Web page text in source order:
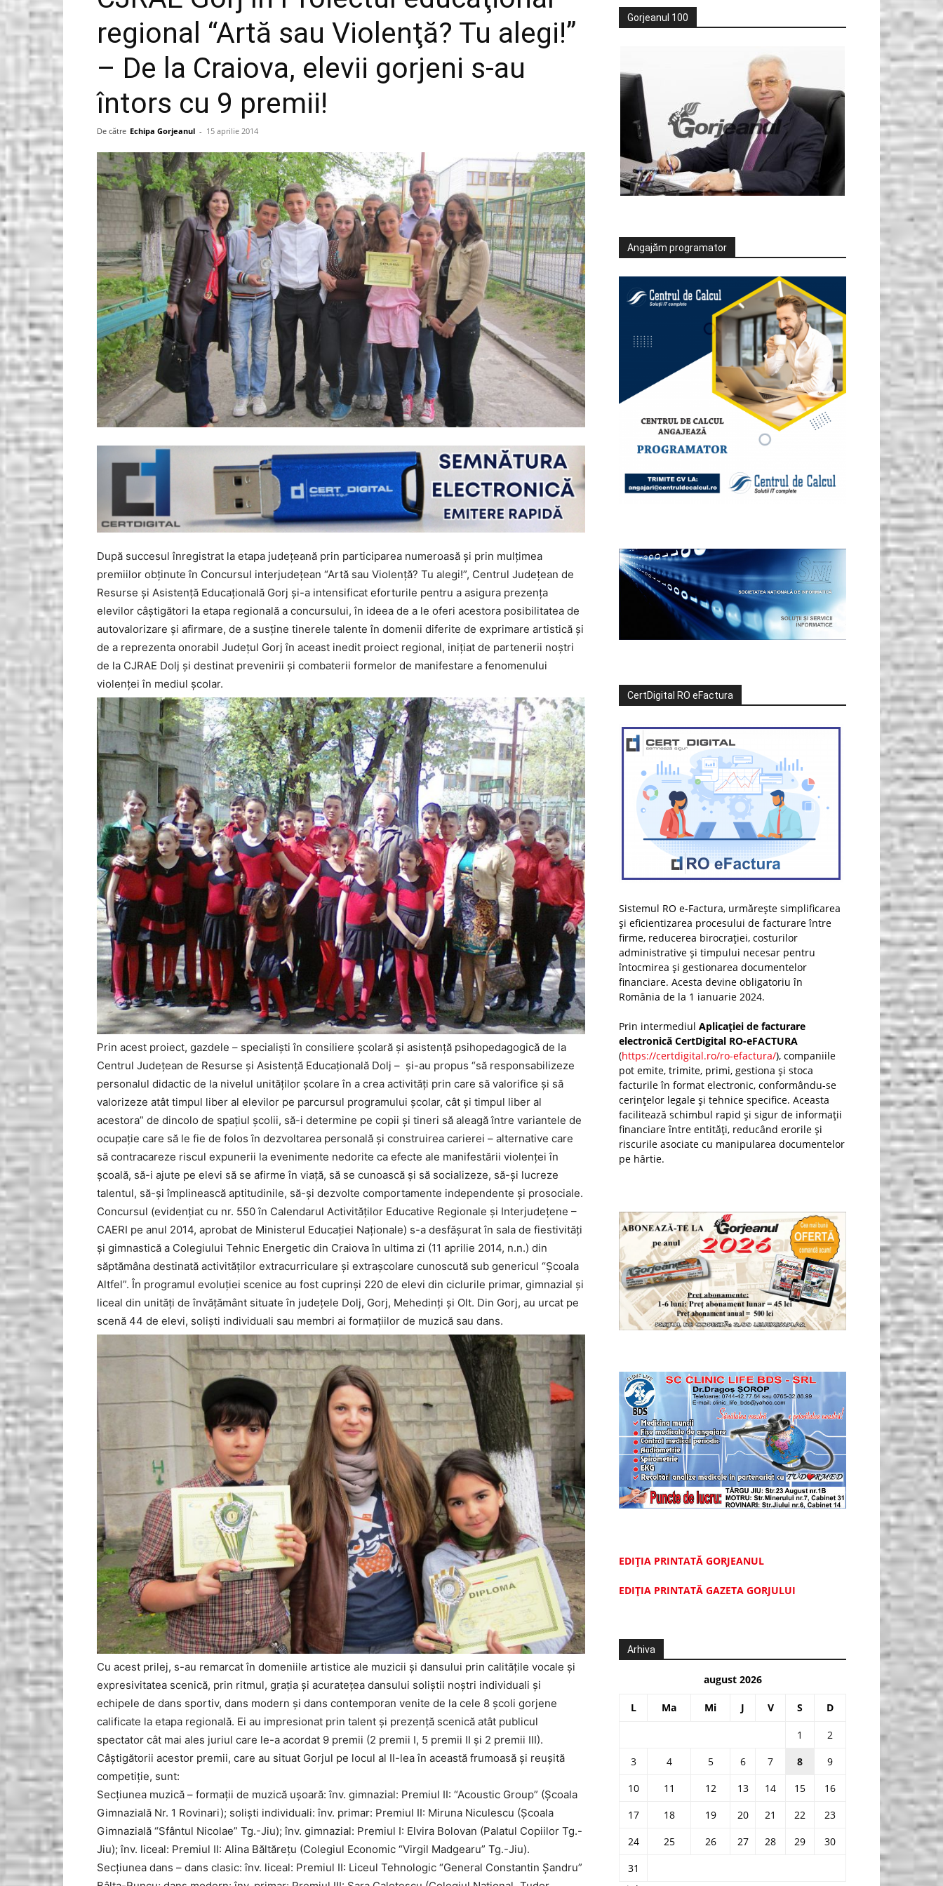
Gorjeanul.ro
regional “Artă sau Violenţă? Tu alegi!”
– De la Craiova, elevii gorjeni s-au
întors cu 9 premii!
De către Echipa Gorjeanul - 15 aprilie 2014
După succesul înregistrat la etapa judeţeană prin participarea numeroasă şi prin mulţimea
premiilor obţinute în Concursul interjudeţean “Artă sau Violenţă? Tu alegi!”, Centrul Judeţean de
Resurse şi Asistenţă Educaţională Gorj şi-a intensificat eforturile pentru a asigura prezenţa
elevilor câştigători la etapa regională a concursului, în ideea de a le oferi acestora posibilitatea de
autovalorizare şi afirmare, de a susţine tinerele talente în domenii diferite de exprimare artistică şi
de a reprezenta onorabil Judeţul Gorj în aceast inedit proiect regional, iniţiat de partenerii noştri
de la CJRAE Dolj şi destinat prevenirii şi combaterii formelor de manifestare a fenomenului
violenţei în mediul şcolar.
Prin acest proiect, gazdele – specialişti în consiliere şcolară şi asistenţă psihopedagogică de la
Centrul Judeţean de Resurse şi Asistenţă Educaţională Dolj – şi-au propus “să responsabilizeze
personalul didactic de la nivelul unităţilor şcolare în a crea activităţi prin care să valorifice şi să
valorizeze atât timpul liber al elevilor pe parcursul programului şcolar, cât şi timpul liber al
acestora” de dincolo de spaţiul şcolii, să-i determine pe copii şi tineri să aleagă între variantele de
ocupaţie care să le fie de folos în dezvoltarea personală şi construirea carierei – alternative care
să contracareze riscul expunerii la evenimente nedorite ca efecte ale manifestării violenţei în
şcoală, să-i ajute pe elevi să se afirme în viaţă, să se cunoască şi să socializeze, să-şi lucreze
talentul, să-şi împlinească aptitudinile, să-şi dezvolte comportamente independente şi prosociale.
Concursul (evidenţiat cu nr. 550 în Calendarul Activităţilor Educative Regionale şi Interjudeţene –
CAERI pe anul 2014, aprobat de Ministerul Educaţiei Naţionale) s-a desfăşurat în sala de fiestivităţi
şi gimnastică a Colegiului Tehnic Energetic din Craiova în ultima zi (11 aprilie 2014, n.n.) din
săptămâna destinată activităţilor extracurriculare şi extraşcolare cunoscută sub genericul “Şcoala
Altfel”. În programul evoluţiei scenice au fost cuprinşi 220 de elevi din ciclurile primar, gimnazial şi
liceal din unităţi de învăţământ situate în judeţele Dolj, Gorj, Mehedinţi şi Olt. Din Gorj, au urcat pe
scenă 44 de elevi, solişti individuali sau membri ai formaţiilor de muzică sau dans.
Cu acest prilej, s-au remarcat în domeniile artistice ale muzicii şi dansului prin calităţile vocale şi
expresivitatea scenică, prin ritmul, graţia şi acurateţea dansului soliştii noştri individuali şi
echipele de dans sportiv, dans modern şi dans contemporan venite de la cele 8 şcoli gorjene
calificate la etapa regională. Ei au impresionat prin talent şi prezenţă scenică atât publicul
spectator cât mai ales juriul care le-a acordat 9 premii (2 premii I, 5 premii II şi 2 premii III).
Câştigătorii acestor premii, care au situat Gorjul pe locul al II-lea în această frumoasă şi reuşită
competiţie, sunt:
Secţiunea muzică – formaţii de muzică uşoară: înv. gimnazial: Premiul II: “Acoustic Group” (Şcoala
Gimnazială Nr. 1 Rovinari); solişti individuali: înv. primar: Premiul II: Miruna Niculescu (Şcoala
Gimnazială “Sfântul Nicolae” Tg.-Jiu); înv. gimnazial: Premiul I: Elvira Bolovan (Palatul Copiilor Tg.-
Jiu); înv. liceal: Premiul II: Alina Băltăreţu (Colegiul Economic “Virgil Madgearu” Tg.-Jiu).
Secţiunea dans – dans clasic: înv. liceal: Premiul II: Liceul Tehnologic “General Constantin Şandru”
Gorjeanul 100
Angajăm programator
CertDigital RO eFactura
Sistemul RO e-Factura, urmărește simplificarea
și eficientizarea procesului de facturare între
firme, reducerea birocrației, costurilor
administrative și timpului necesar pentru
întocmirea și gestionarea documentelor
financiare. Acesta devine obligatoriu în
România de la 1 ianuarie 2024.
Prin intermediul Aplicației de facturare
electronică CertDigital RO-eFACTURA
(https://certdigital.ro/ro-efactura/), companiile
pot emite, trimite, primi, gestiona și stoca
facturile în format electronic, conformându-se
cerințelor legale și tehnice specifice. Aceasta
facilitează schimbul rapid și sigur de informații
financiare între entități, reducând erorile și
riscurile asociate cu manipularea documentelor
pe hârtie.
EDIȚIA PRINTATĂ GORJEANUL
EDIŢIA PRINTATĂ GAZETA GORJULUI
Arhiva
august 2026
L Ma Mi J V S D
1
2
3
4 5 6 7 8
9
10
11 12 13 14 15
16
17
18 19 20 21 22
23
24
25 26 27 28 29
30
31